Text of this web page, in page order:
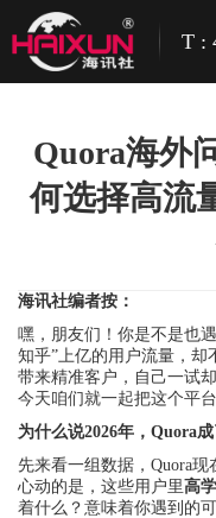
T :
Quora海外
何选择高流
海讯社编者按：
嘿，朋友们！你是不是也
知乎”上亿的用户流量，
带来精准客户，自己一试
今天咱们就一起把这个平
为什么说2026年，Quora
先来看一组数据，Quora
心动的是，这些用户里高
着什么？意味着你遇到的